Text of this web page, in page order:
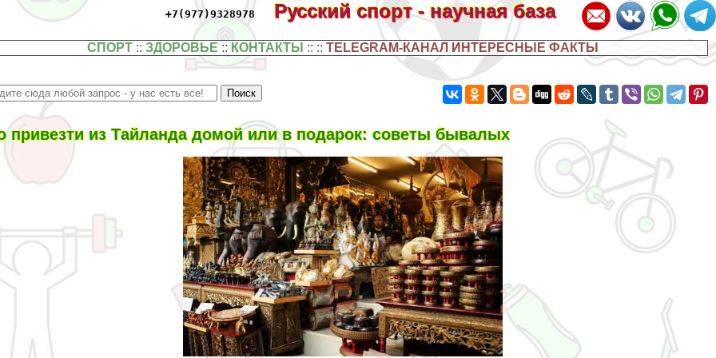
+7(977)9328978 Русский спорт - научная база
СПОРТ ::ЗДОРОВЬЕ :: КОНТАКТЫ :: ::TELEGRAM-КАНАЛ ИНТЕРЕСНЫЕ ФАКТЫ
привезти из Тайланда домой или в подарок: советы бывалых